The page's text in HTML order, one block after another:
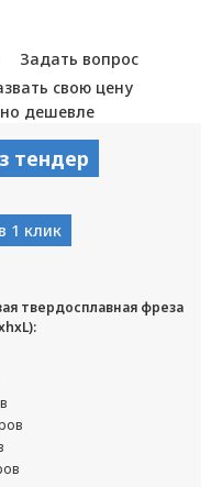
Задать вопрос
свою цену
дешевле
тендер
1 клик
твердосплавная фреза